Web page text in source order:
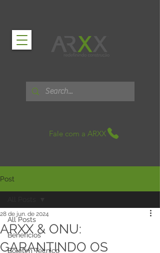
Fale com a ARXX
Post
All Posts
Benefícios
Boletim Técnico
ARXX & ONU:
GARANTINDO OS
28 de jun. de 2024